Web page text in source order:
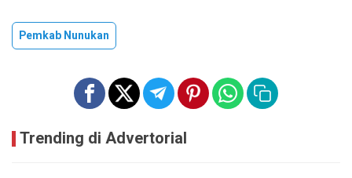
Pemkab Nunukan
Trending di Advertorial